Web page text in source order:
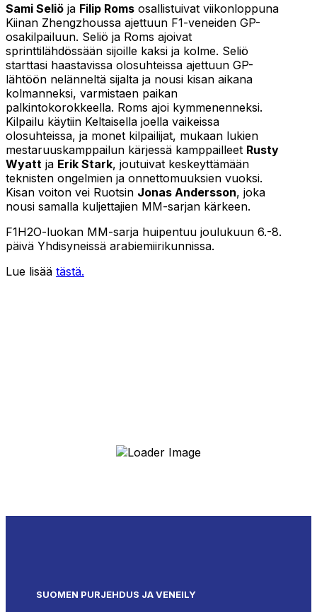
Sami Seliö ja Filip Roms osallistuivat viikonloppuna
Kiinan Zhengzhoussa ajettuun F1-veneiden GP-
osakilpailuun. Seliö ja Roms ajoivat
sprinttilähdössään sijoille kaksi ja kolme. Seliö
starttasi haastavissa olosuhteissa ajettuun GP-
lähtöön nelänneltä sijalta ja nousi kisan aikana
kolmanneksi, varmistaen paikan
palkintokorokkeella. Roms ajoi kymmenenneksi.
Kilpailu käytiin Keltaisella joella vaikeissa
olosuhteissa, ja monet kilpailijat, mukaan lukien
mestaruuskamppailun kärjessä kamppailleet Rusty
Wyatt ja Erik Stark, joutuivat keskeyttämään
teknisten ongelmien ja onnettomuuksien vuoksi.
Kisan voiton vei Ruotsin Jonas Andersson, joka
nousi samalla kuljettajien MM-sarjan kärkeen.
F1H2O-luokan MM-sarja huipentuu joulukuun 6.-8.
päivä Yhdisyneissä arabiemiirikunnissa.
Lue lisää tästä.
SUOMEN PURJEHDUS JA VENEILY